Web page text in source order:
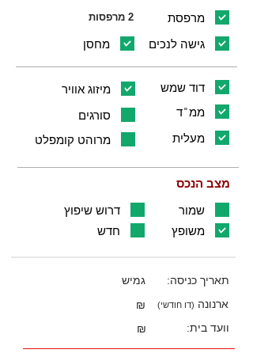
2 מרפסות
מרפסת
מחסן
גישה לנכים
מיזוג אוויר
דוד שמש
סורגים
ממ"ד
מרוהט קומפלט
מעלית
מצב הנכס
דרוש שיפוץ
שמור
חדש
משופץ
גמיש
תאריך כניסה:
₪
ארנונה (דו חודשי)
₪ וועד בית: